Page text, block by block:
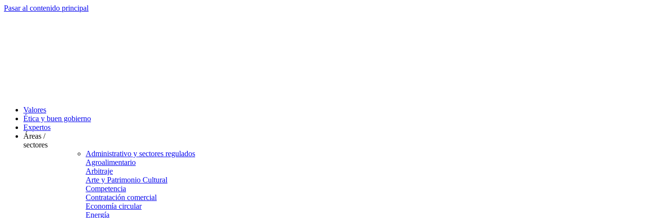
Pasar al contenido principal
Valores
Ética y buen gobierno
Expertos
Áreas /
sectores
Administrativo y sectores regulados
Agroalimentario
Arbitraje
Arte y Patrimonio Cultural
Competencia
Contratación comercial
Economía circular
Energía